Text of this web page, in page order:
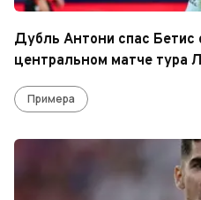
Дубль Антони спас Бетис
центральном матче тура
Примера